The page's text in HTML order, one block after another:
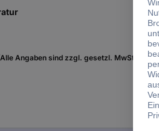
Angaben sind zzgl. gesetzl. MwSt., zzgl.